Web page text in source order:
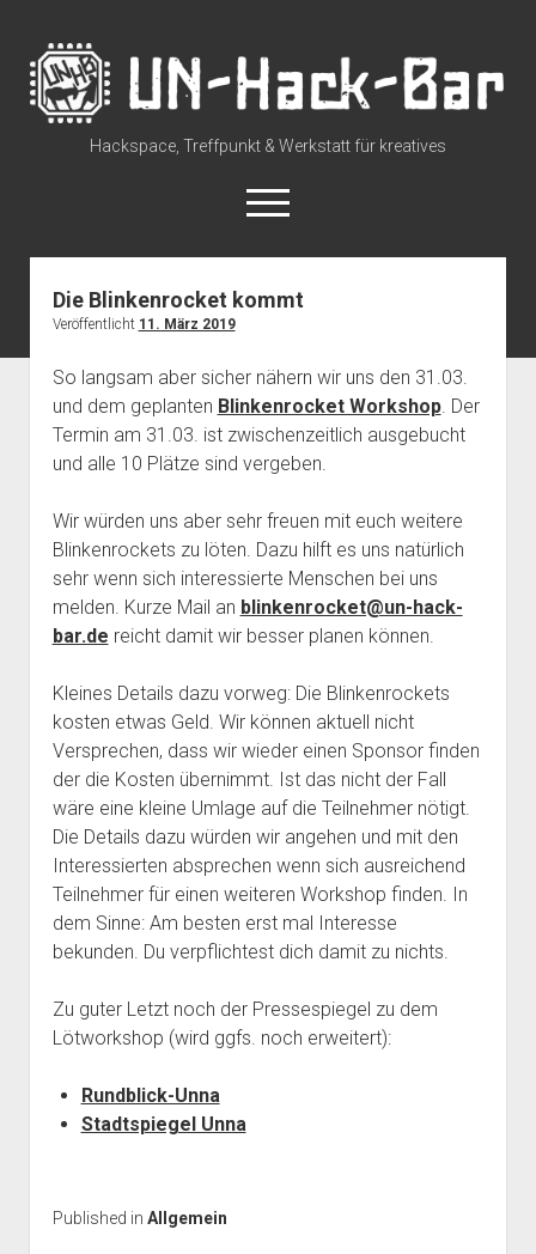
UN-
Hack-
Bar
Hackspace, Treffpunkt & Werkstatt für kreatives
open
menu
rss discuss@lists.unhb.de
githubmastodon
Willkommen
Besuch uns
open
dropdown
menu
Space Status – Offen/Geschlossen
Anreise zum Space
Über die UN-Hack-Bar
open
dropdown
menu
Wer sind wir?
Tour durch den Hackspace (360°)
open
dropdown
Social Media
Telefon
CCC Unna
dropdown
menu
Webservices
Datenschutzerklärung und Verfügbarkeit der Dienste
Der Verein
open
dropdown
menu
Satzung
Beitragsordnung
(Förder)Mitglied werden
Spenden
Impressum
Die Blinkenrocket kommt
Veröffentlicht 11. März 2019
So langsam aber sicher nähern wir uns den 31.03.
und dem geplanten Blinkenrocket Workshop. Der
Termin am 31.03. ist zwischenzeitlich ausgebucht
und alle 10 Plätze sind vergeben.
Wir würden uns aber sehr freuen mit euch weitere
Blinkenrockets zu löten. Dazu hilft es uns natürlich
sehr wenn sich interessierte Menschen bei uns
melden. Kurze Mail an blinkenrocket@un-hack-
bar.de reicht damit wir besser planen können.
Kleines Details dazu vorweg: Die Blinkenrockets
kosten etwas Geld. Wir können aktuell nicht
Versprechen, dass wir wieder einen Sponsor finden
der die Kosten übernimmt. Ist das nicht der Fall
wäre eine kleine Umlage auf die Teilnehmer nötigt.
Die Details dazu würden wir angehen und mit den
Interessierten absprechen wenn sich ausreichend
Teilnehmer für einen weiteren Workshop finden. In
dem Sinne: Am besten erst mal Interesse
bekunden. Du verpflichtest dich damit zu nichts.
Zu guter Letzt noch der Pressespiegel zu dem
Lötworkshop (wird ggfs. noch erweitert):
Rundblick-Unna
Stadtspiegel Unna
Published in Allgemein